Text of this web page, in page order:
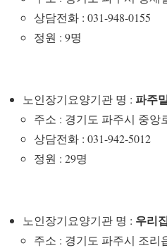
상담전화 : 031-948-0155
정원 : 9명
노인장기요양기관 명 : 파주
주소 : 경기도 파주시 중앙
상담전화 : 031-942-5012
정원 : 29명
노인장기요양기관 명 : 우리
주소 : 경기도 파주시 조리